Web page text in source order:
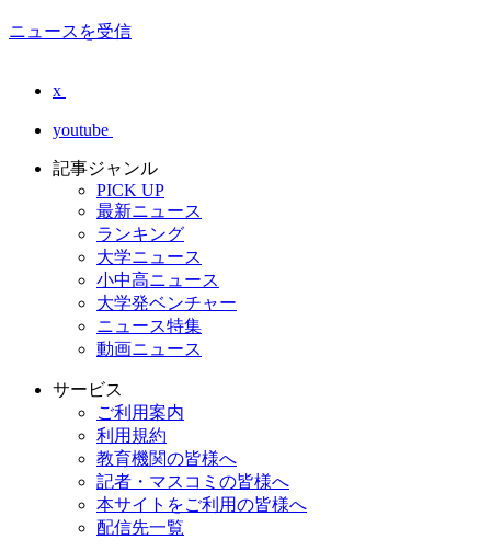
ニュースを受信
x
youtube
記事ジャンル
PICK UP
最新ニュース
ランキング
大学ニュース
小中高ニュース
大学発ベンチャー
ニュース特集
動画ニュース
サービス
ご利用案内
利用規約
教育機関の皆様へ
記者・マスコミの皆様へ
本サイトをご利用の皆様へ
配信先一覧